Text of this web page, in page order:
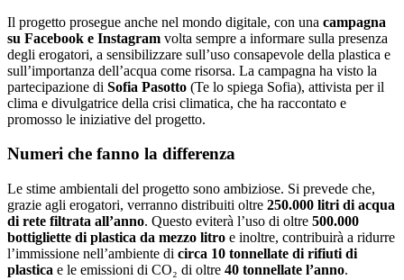
Il progetto prosegue anche nel mondo digitale, con una campagna
su Facebook e Instagram volta sempre a informare sulla presenza
degli erogatori, a sensibilizzare sull’uso consapevole della plastica e
sull’importanza dell’acqua come risorsa. La campagna ha visto la
partecipazione di Sofia Pasotto (Te lo spiega Sofia), attivista per il
clima e divulgatrice della crisi climatica, che ha raccontato e
promosso le iniziative del progetto.
Numeri che fanno la differenza
Le stime ambientali del progetto sono ambiziose. Si prevede che,
grazie agli erogatori, verranno distribuiti oltre 250.000 litri di acqua
di rete filtrata all’anno. Questo eviterà l’uso di oltre 500.000
bottigliette di plastica da mezzo litro e inoltre, contribuirà a ridurre
l’immissione nell’ambiente di circa 10 tonnellate di rifiuti di
plastica e le emissioni di CO₂ di oltre 40 tonnellate l’anno.